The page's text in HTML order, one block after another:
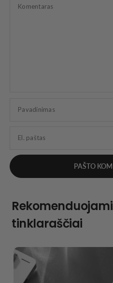
Komentaras
Pavadinimas
El. paštas
Rekomenduojami
tinklaraščiai